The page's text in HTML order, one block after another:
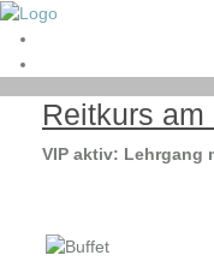
Reitkurs
VIP aktiv: Lehrgang